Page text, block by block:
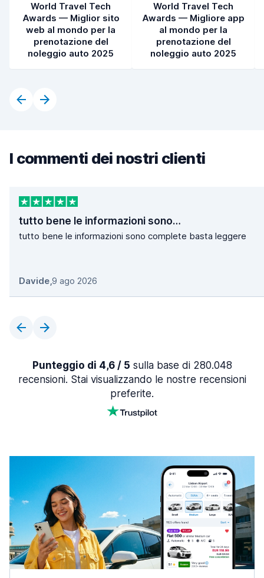
World Travel Tech
Awards — Miglior sito
web al mondo per la
prenotazione del
noleggio auto 2025
World Travel Tech
Awards — Migliore app
al mondo per la
prenotazione del
noleggio auto 2025
I commenti dei nostri clienti
tutto bene le informazioni sono…
tutto bene le informazioni sono complete basta leggere
Davide,9 ago 2026
Punteggio di 4,6 / 5 sulla base di 280.048
recensioni. Stai visualizzando le nostre recensioni
preferite.